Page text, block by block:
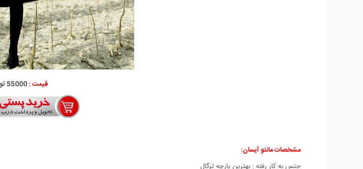
قیمت :55000 تومان
مشخصات مانتو آیسان:
جنس به کار رفته : بهترین پارچه ترگال